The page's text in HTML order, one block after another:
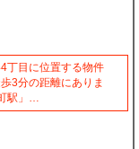
丁目に位置する物件
3分の距離にありま
駅」…